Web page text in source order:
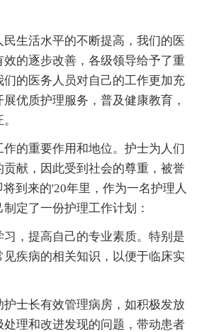
民生活水平的不断提高，我们的医
的逐步改善，各级领导给予了重
的医务人员对自己的工作更加充
优质护理服务，普及健康教育，
作的重要作用和地位。护士为人们
贡献，因此受到社会的尊重，被誉
到来的'20年里，作为一名护理人
定了一份护理工作计划：
习，提高自己的专业素质。特别是
疾病的相关知识，以便于临床实
护士长有效管理病房，如积极发放
理和改进发现的问题，带动患者